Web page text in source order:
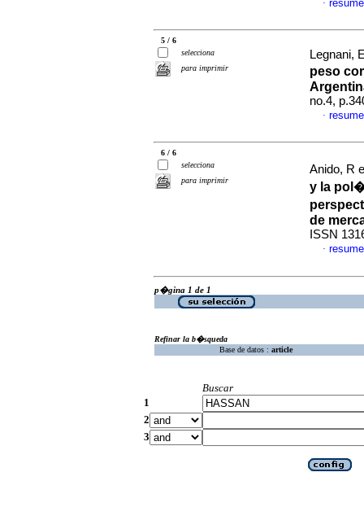
·
5 / 6
selecciona
para imprimir
Legnani,
peso
no.4,
·
6 / 6
selecciona
para imprimir
Anido, R
y la
de
ISSN
·
p�gina 1 de 1
Refinar la b�squeda
Base de datos : article
Buscar
1
2
3